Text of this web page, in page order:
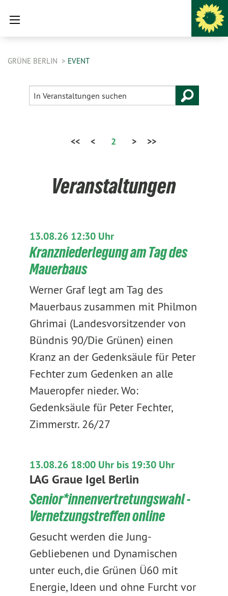
GRÜNE BERLIN EVENT
<< < 2 > >>
Veranstaltungen
13.08.26 12:30 Uhr
Kranzniederlegung am Tag des
Mauerbaus
Werner Graf legt am Tag des
Mauerbaus zusammen mit Philmon
Ghrimai (Landesvorsitzender von
Bündnis 90/Die Grünen) einen
Kranz an der Gedenksäule für Peter
Fechter zum Gedenken an alle
Maueropfer nieder. Wo:
Gedenksäule für Peter Fechter,
Zimmerstr. 26/27
13.08.26 18:00 Uhr bis 19:30 Uhr
LAG Graue Igel Berlin
Senior*innenvertretungswahl -
Vernetzungstreffen online
Gesucht werden die Jung-
Gebliebenen und Dynamischen
unter euch, die Grünen Ü60 mit
Energie, Ideen und ohne Furcht vor